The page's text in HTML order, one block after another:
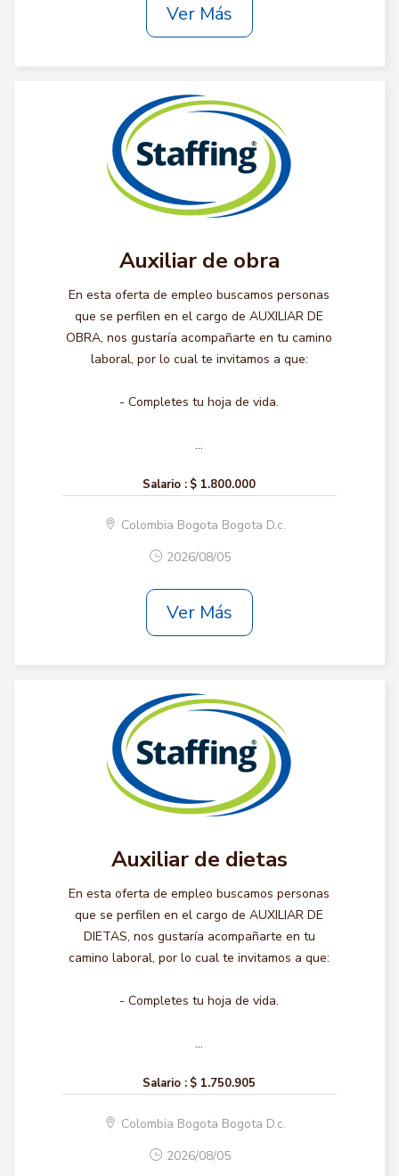
Ver Más
Auxiliar de obra
En esta oferta de empleo buscamos personas
que se perfilen en el cargo de AUXILIAR DE
OBRA, nos gustaría acompañarte en tu camino
laboral, por lo cual te invitamos a que:
- Completes tu hoja de vida.
...
Salario : $ 1.800.000
Colombia Bogota Bogota D.c.
2026/08/05
Ver Más
Auxiliar de dietas
En esta oferta de empleo buscamos personas
que se perfilen en el cargo de AUXILIAR DE
DIETAS, nos gustaría acompañarte en tu
camino laboral, por lo cual te invitamos a que:
- Completes tu hoja de vida.
...
Salario : $ 1.750.905
Colombia Bogota Bogota D.c.
2026/08/05